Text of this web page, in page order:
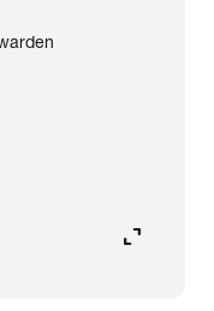
expand_content